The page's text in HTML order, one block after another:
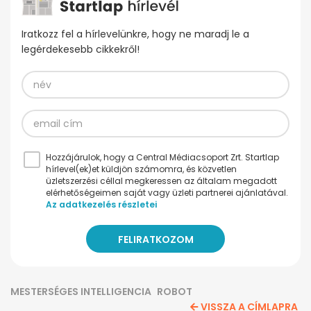
Iratkozz fel a hírlevelünkre, hogy ne maradj le a
legérdekesebb cikkekről!
Hozzájárulok, hogy a Central Médiacsoport Zrt. Startlap
hírlevel(ek)et küldjön számomra, és közvetlen
üzletszerzési céllal megkeressen az általam megadott
elérhetőségeimen saját vagy üzleti partnerei ajánlatával.
Az adatkezelés részletei
MESTERSÉGES INTELLIGENCIA ROBOT
VISSZA A CÍMLAPRA